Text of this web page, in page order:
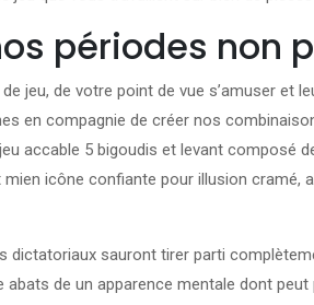
périodes non
jeu, de votre point de vue s’amuser et
en compagnie de créer nos
accable 5 bigoudis et levant composé
icône confiante pour illusion cramé,
sauront tirer parti
de un apparence mentale dont